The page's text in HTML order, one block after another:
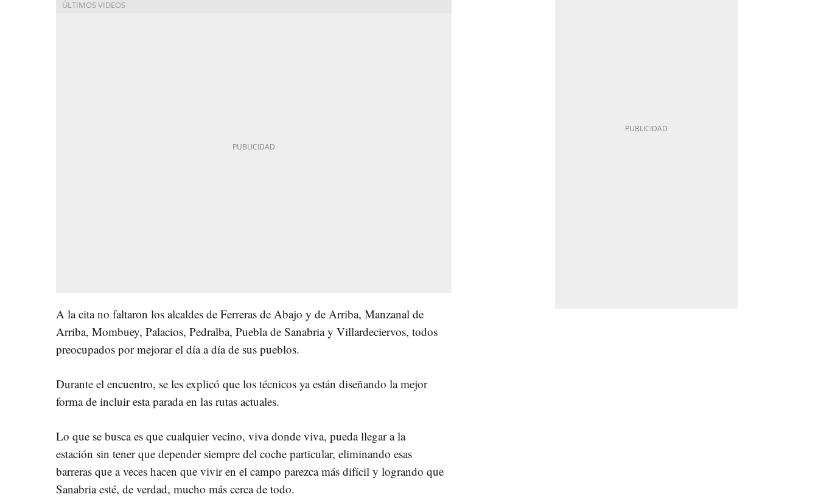
A la cita no faltaron los alcaldes de Ferreras de Abajo y de Arriba, Manzanal de
Arriba, Mombuey, Palacios, Pedralba, Puebla de Sanabria y Villardeciervos, todos
preocupados por mejorar el día a día de sus pueblos.
Durante el encuentro, se les explicó que los técnicos ya están diseñando la mejor
forma de incluir esta parada en las rutas actuales.
Lo que se busca es que cualquier vecino, viva donde viva, pueda llegar a la
estación sin tener que depender siempre del coche particular, eliminando esas
barreras que a veces hacen que vivir en el campo parezca más difícil y logrando que
Sanabria esté, de verdad, mucho más cerca de todo.